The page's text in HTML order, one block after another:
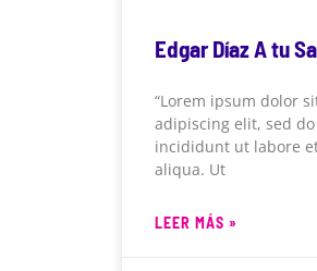
Edgar Díaz A tu
“Lorem ipsum dolor
adipiscing elit, sed
incididunt ut labore
aliqua. Ut
LEER MÁS »